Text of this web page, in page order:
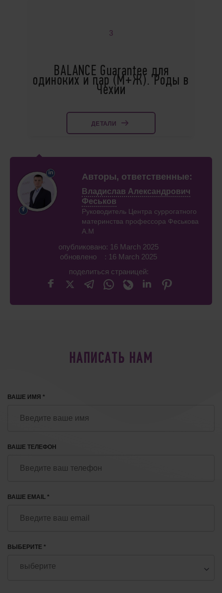
3
BALANCE Guarantee для
одиноких и пар (М+Ж). Роды в
Чехии
ДЕТАЛИ
Авторы, ответственные:
Владислав Александрович
Феськов
Руководитель Центра суррогатного
материнства профессора Феськова
А.М
опубликовано: 16 March 2025
обновлено : 16 March 2025
поделиться страницей:
НАПИСАТЬ НАМ
ВАШЕ ИМЯ *
ВАШЕ ТЕЛЕФОН
ВАШЕ EMAIL *
ВЫБЕРИТЕ *